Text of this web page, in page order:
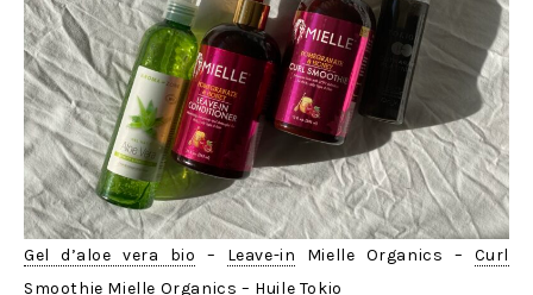
Gel d’aloe vera bio – Leave-in Mielle Organics – Curl
Smoothie Mielle Organics – Huile Tokio